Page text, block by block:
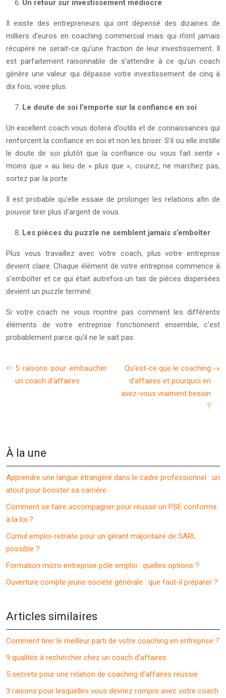
Un retour sur investissement médiocre
Il existe des entrepreneurs qui ont dépensé des dizaines de
milliers d’euros en coaching commercial mais qui n’ont jamais
récupéré ne serait-ce qu’une fraction de leur investissement. Il
est parfaitement raisonnable de s’attendre à ce qu’un coach
génère une valeur qui dépasse votre investissement de cinq à
dix fois, voire plus.
Le doute de soi l’emporte sur la confiance en soi
Un excellent coach vous dotera d’outils et de connaissances qui
renforcent la confiance en soi et non les briser. S’il ou elle instille
le doute de soi plutôt que la confiance ou vous fait sentir «
moins que » au lieu de « plus que », courez, ne marchez pas,
sortez par la porte.
Il est probable qu’elle essaie de prolonger les relations afin de
pouvoir tirer plus d’argent de vous.
Les pièces du puzzle ne semblent jamais s’emboîter
Plus vous travaillez avec votre coach, plus votre entreprise
devient claire. Chaque élément de votre entreprise commence à
s’emboîter et ce qui était autrefois un tas de pièces dispersées
devient un puzzle terminé.
Si votre coach ne vous montre pas comment les différents
éléments de votre entreprise fonctionnent ensemble, c’est
probablement parce qu’il ne le sait pas.
5 raisons pour embaucher
un coach d’affaires
Qu’est-ce que le coaching
d’affaires et pourquoi en
avez-vous vraiment besoin
?
À la une
Apprendre une langue étrangère dans le cadre professionnel : un
atout pour booster sa carrière
Comment se faire accompagner pour réussir un PSE conforme
à la loi ?
Cumul emploi-retraite pour un gérant majoritaire de SARL :
possible ?
Formation micro entreprise pôle emploi : quelles options ?
Ouverture compte jeune société générale : que faut-il préparer ?
Articles similaires
Comment tirer le meilleur parti de votre coaching en entreprise ?
9 qualités à rechercher chez un coach d’affaires
5 secrets pour une relation de coaching d’affaires réussie
3 raisons pour lesquelles vous devriez rompre avec votre coach